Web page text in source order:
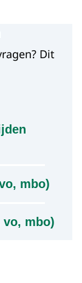
Dit
mbo)
mbo)
via